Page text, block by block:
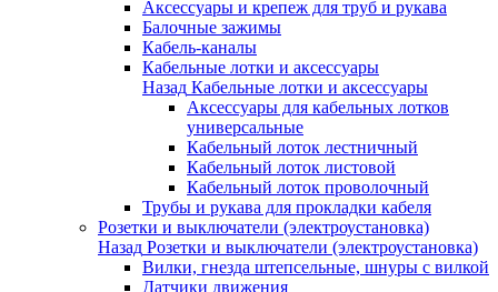
Аксессуары и крепеж для труб и рукава
Балочные зажимы
Кабель-каналы
Кабельные лотки и аксессуары
Назад Кабельные лотки и аксессуары
Аксессуары для кабельных лотков
универсальные
Кабельный лоток лестничный
Кабельный лоток листовой
Кабельный лоток проволочный
Трубы и рукава для прокладки кабеля
Розетки и выключатели (электроустановка)
Назад Розетки и выключатели (электроустановка)
Вилки, гнезда штепсельные, шнуры с вилкой
Датчики движения